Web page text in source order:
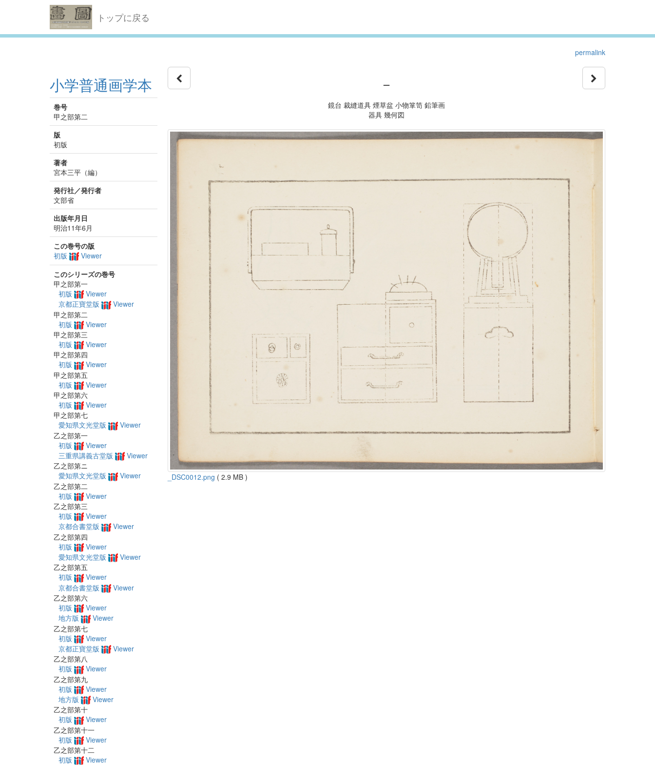
トップに戻る
permalink
小学普通画学本
巻号
甲之部第二
版
初版
著者
宮本三平（編）
発行社／発行者
文部省
出版年月日
明治11年6月
この巻号の版
初版
Viewer
このシリーズの巻号
甲之部第一
初版
Viewer
京都正寶堂版
Viewer
甲之部第二
初版
Viewer
甲之部第三
初版
Viewer
甲之部第四
初版
Viewer
甲之部第五
初版
Viewer
甲之部第六
初版
Viewer
甲之部第七
愛知県文光堂版
Viewer
乙之部第一
初版
Viewer
三重県講義古堂版
Viewer
乙之部第ニ
愛知県文光堂版
Viewer
乙之部第二
初版
Viewer
乙之部第三
初版
Viewer
京都合書堂版
Viewer
乙之部第四
初版
Viewer
愛知県文光堂版
Viewer
乙之部第五
初版
Viewer
京都合書堂版
Viewer
乙之部第六
初版
Viewer
地方版
Viewer
乙之部第七
初版
Viewer
京都正寶堂版
Viewer
乙之部第八
初版
Viewer
乙之部第九
初版
Viewer
地方版
Viewer
乙之部第十
初版
Viewer
乙之部第十一
初版
Viewer
乙之部第十二
初版
Viewer
－
鏡台 裁縫道具 煙草盆 小物箪笥 鉛筆画
器具 幾何図
_DSC0012.png ( 2.9 MB )